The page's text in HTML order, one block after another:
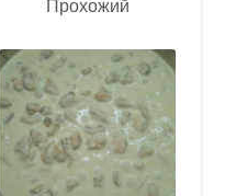
Прохожий